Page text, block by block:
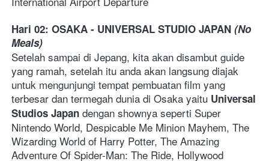
Hari 02: OSAKA - UNIVERSAL STUDIO JAPAN (No
Meals)
Setelah sampai di Jepang, kita akan disambut guide
yang ramah, setelah itu anda akan langsung diajak
untuk mengunjungi tempat pembuatan film yang
terbesar dan termegah dunia di Osaka yaitu Universal
Studios Japan dengan shownya seperti Super
Nintendo World, Despicable Me Minion Mayhem, The
Wizarding World of Harry Potter, The Amazing
Adventure Of Spider-Man: The Ride, Hollywood